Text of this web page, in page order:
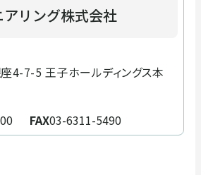
リング株式会社
4-7-5 王子ホールディングス本
FAX03-6311-5490